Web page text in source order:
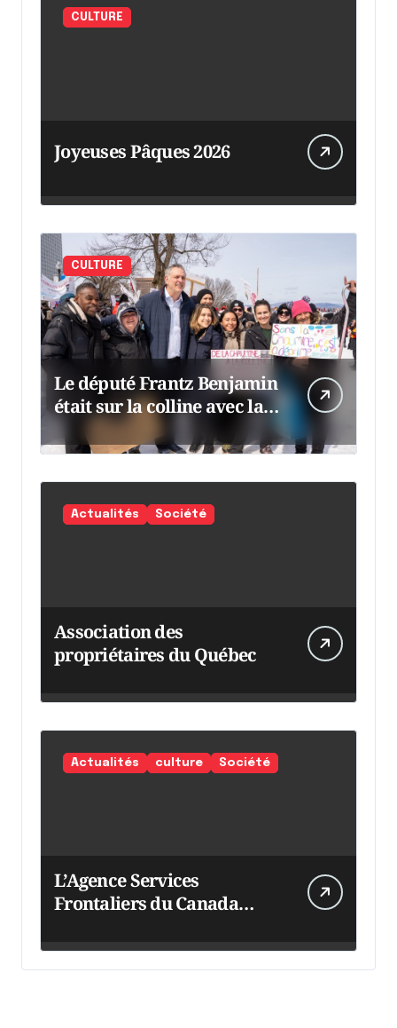
CULTURE
Joyeuses Pâques 2026
CULTURE
Le député Frantz Benjamin
était sur la colline avec la
chaumine
Actualités Société
Association des
propriétaires du Québec
Actualités culture Société
L’Agence Services
Frontaliers du Canada